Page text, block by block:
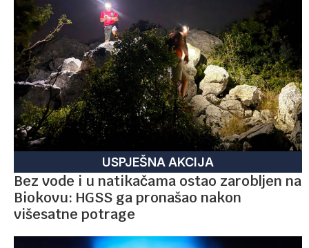
USPJEŠNA AKCIJA
Bez vode i u natikačama ostao zarobljen na
Biokovu: HGSS ga pronašao nakon
višesatne potrage